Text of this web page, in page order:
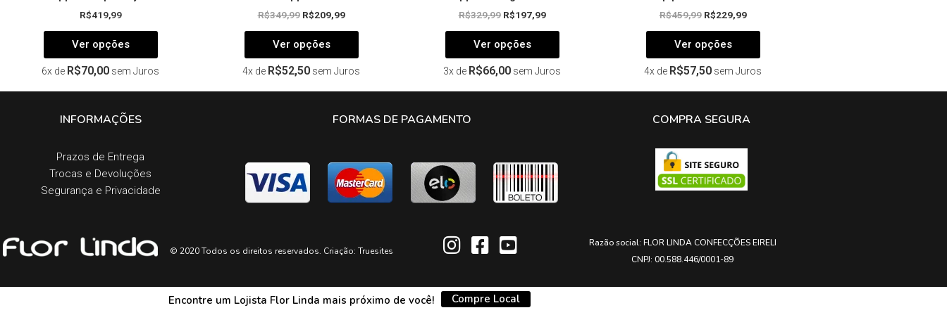
R$419,99
Ver opções
6x de R$70,00 sem Juros
R$349,99 R$209,99
Ver opções
4x de R$52,50 sem Juros
R$329,99 R$197,99
Ver opções
3x de R$66,00 sem Juros
R$459,99 R$229,99
Ver opções
4x de R$57,50 sem Juros
INFORMAÇÕES
Prazos de Entrega​
Trocas e Devoluções​
Segurança e Privacidade
FORMAS DE PAGAMENTO COMPRA SEGURA
© 2020 Todos os direitos reservados. Criação: Truesites
Razão social: FLOR LINDA CONFECÇÕES EIRELI
CNPJ: 00.588.446/0001-89
Encontre um Lojista Flor Linda mais próximo de você! Compre Local